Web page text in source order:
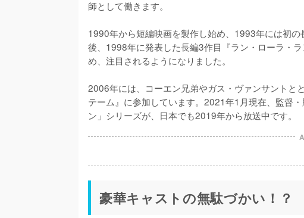
師として働きます。
1990年から短編映画を製作し始め、1993年には初
後、1998年に発表した長編3作目『ラン・ローラ・
め、注目されるようになりました。
2006年には、コーエン兄弟やガス・ヴァンサントと
テーム』に参加しています。2021年1月現在、監督
ン」シリーズが、日本でも2019年から放送中です。
豪華キャストの無駄づかい！？